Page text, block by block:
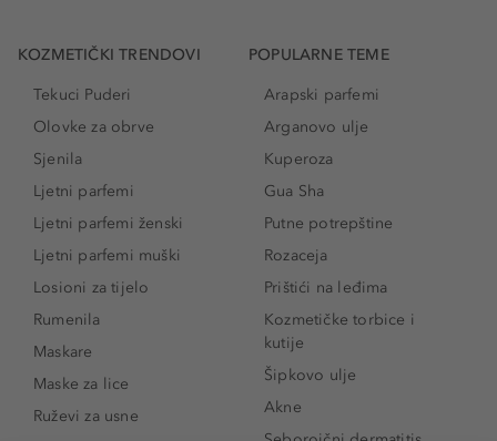
KOZMETIČKI TRENDOVI
Tekuci Puderi
Olovke za obrve
Sjenila
Ljetni parfemi
Ljetni parfemi ženski
Ljetni parfemi muški
Losioni za tijelo
Rumenila
Maskare
Maske za lice
Ruževi za usne
POPULARNE TEME
Arapski parfemi
Arganovo ulje
Kuperoza
Gua Sha
Putne potrepštine
Rozaceja
Prištići na leđima
Kozmetičke torbice i
kutije
Šipkovo ulje
Akne